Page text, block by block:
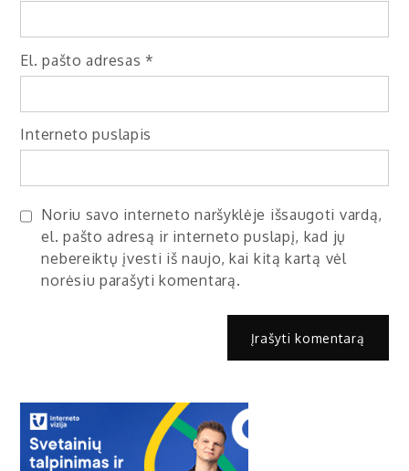
El. pašto adresas *
Interneto puslapis
Noriu savo interneto naršyklėje išsaugoti vardą,
el. pašto adresą ir interneto puslapį, kad jų
nebereiktų įvesti iš naujo, kai kitą kartą vėl
norėsiu parašyti komentarą.